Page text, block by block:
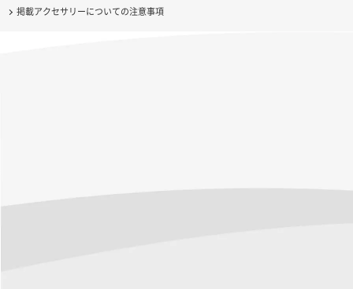
掲載アクセサリーについての注意事項